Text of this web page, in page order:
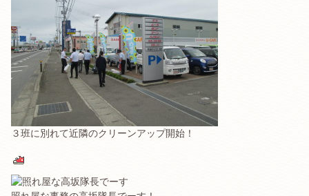
３班に別れて近隣のクリーンアップ開始！